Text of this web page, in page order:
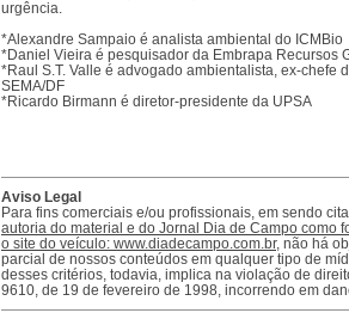
urgência.
*Alexandre Sampaio é analista ambiental do ICMBio
*Daniel Vieira é pesquisador da Embrapa Recursos
*Raul S.T. Valle é advogado ambientalista, ex-chefe
SEMA/DF
*Ricardo Birmann é diretor-presidente da UPSA
Aviso Legal
Para fins comerciais e/ou profissionais, em sendo
autoria do material e do Jornal Dia de Campo como
o site do veículo: www.diadecampo.com.br, não há
parcial de nossos conteúdos em qualquer tipo de
desses critérios, todavia, implica na violação de
9610, de 19 de fevereiro de 1998, incorrendo em